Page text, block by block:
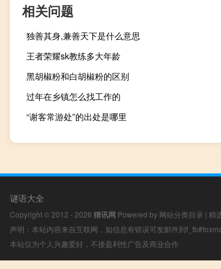
相关问题
独善其身,兼善天下是什么意思
王者荣耀sk教练多大年龄
黑胡椒粉和白胡椒粉的区别
过年在乡镇怎么找工作的
“谢客常游处”的出处是哪里
谜语大全
Copyright © 2012 - 2026 猜讯网 Powered by 网站分类目录 | 精
声明：本站内容来自互联网，如信息有错误可发邮件到
本站仅为个人兴趣爱好，不接盈利性广告及商业合作